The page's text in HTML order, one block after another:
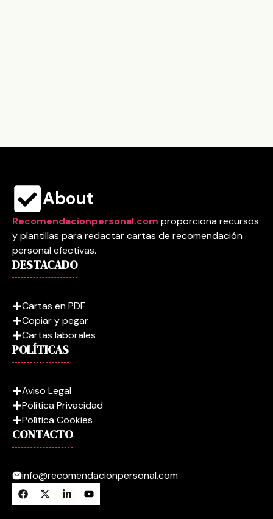
About
Recomendacionpersonal.com proporciona recursos
y plantillas para redactar cartas de recomendación
personal efectivas.
DESTACADO
Cartas en PDF
Copiar y pegar
Cartas laborales
POLÍTICAS
Aviso Legal
Política Privacidad
Política Cookies
CONTACTO
info@recomendacionpersonal.com